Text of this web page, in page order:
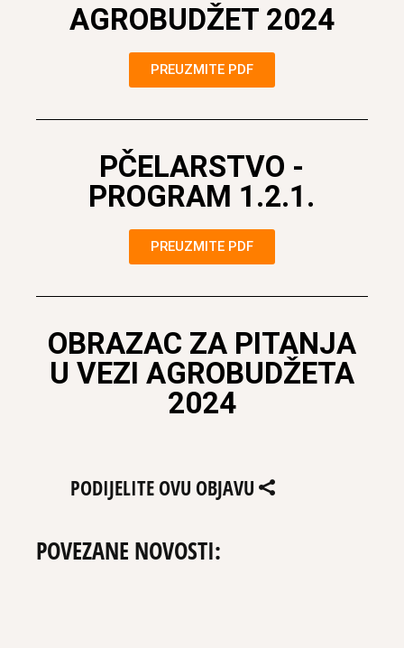
AGROBUDŽET 2024
PREUZMITE PDF
PČELARSTVO -
PROGRAM 1.2.1.
PREUZMITE PDF
OBRAZAC ZA PITANJA
U VEZI AGROBUDŽETA
2024
PODIJELITE OVU OBJAVU
POVEZANE NOVOSTI: